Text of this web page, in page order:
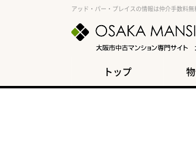
アッド・パー・プレイスの情報は仲介手数料
トップ